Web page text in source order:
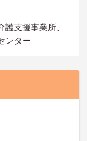
支援事業所、
ンター